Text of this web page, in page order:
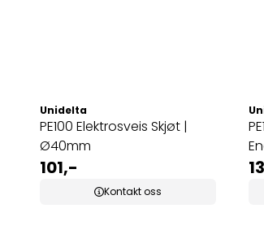
Unidelta
PE100 Elektrosveis Skjøt |
Ø40mm
101,-
Kontakt oss